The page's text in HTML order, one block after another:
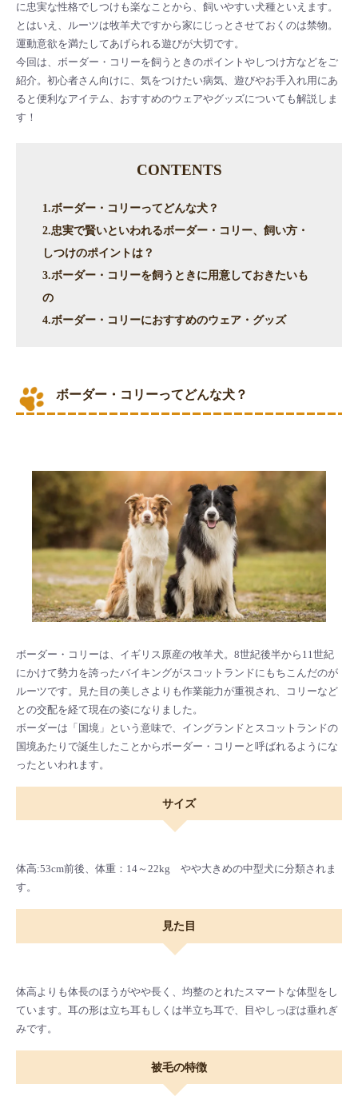
に忠実な性格でしつけも楽なことから、飼いやすい犬種といえます。
とはいえ、ルーツは牧羊犬ですから家にじっとさせておくのは禁物。
運動意欲を満たしてあげられる遊びが大切です。
今回は、ボーダー・コリーを飼うときのポイントやしつけ方などをご
紹介。初心者さん向けに、気をつけたい病気、遊びやお手入れ用にあ
ると便利なアイテム、おすすめのウェアやグッズについても解説しま
す！
CONTENTS
1.ボーダー・コリーってどんな犬？
2.忠実で賢いといわれるボーダー・コリー、飼い方・
しつけのポイントは？
3.ボーダー・コリーを飼うときに用意しておきたいも
の
4.ボーダー・コリーにおすすめのウェア・グッズ
ボーダー・コリーってどんな犬？
ボーダー・コリーは、イギリス原産の牧羊犬。8世紀後半から11世紀
にかけて勢力を誇ったバイキングがスコットランドにもちこんだのが
ルーツです。見た目の美しさよりも作業能力が重視され、コリーなど
との交配を経て現在の姿になりました。
ボーダーは「国境」という意味で、イングランドとスコットランドの
国境あたりで誕生したことからボーダー・コリーと呼ばれるようにな
ったといわれます。
サイズ
体高:53cm前後、体重：14～22kg やや大きめの中型犬に分類されま
す。
見た目
体高よりも体長のほうがやや長く、均整のとれたスマートな体型をし
ています。耳の形は立ち耳もしくは半立ち耳で、目やしっぽは垂れぎ
みです。
被毛の特徴